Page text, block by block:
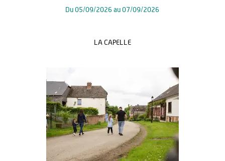
Du05/09/2026 au07/09/2026
LA CAPELLE